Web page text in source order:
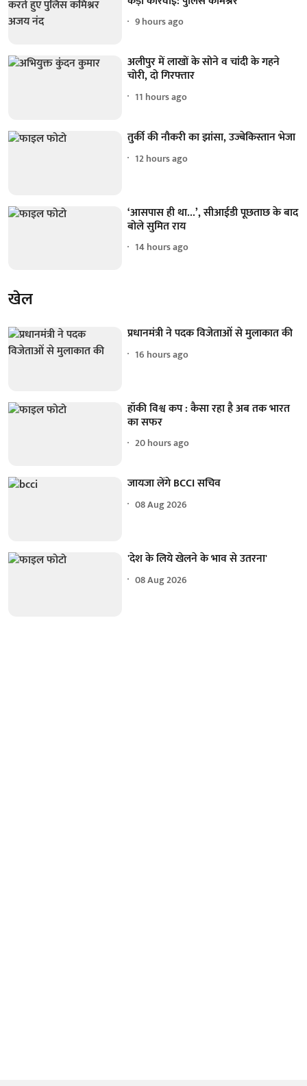
9 hours ago
अलीपुर में लाखों के सोने व चांदी के गहने
चोरी, दो गिरफ्तार
11 hours ago
तुर्की की नौकरी का झांसा, उज्बेकिस्तान भेजा
12 hours ago
‘आसपास ही था...’, सीआईडी पूछताछ के बाद
बोले सुमित राय
14 hours ago
खेल
प्रधानमंत्री ने पदक विजेताओं से मुलाकात की
16 hours ago
हॉकी विश्व कप : कैसा रहा है अब तक भारत
का सफर
20 hours ago
जायजा लेंगे BCCI सचिव
08 Aug 2026
'देश के लिये खेलने के भाव से उतरना'
08 Aug 2026